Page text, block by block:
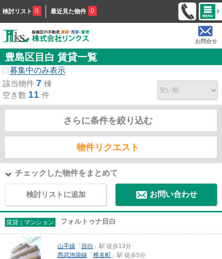
検討リスト 0 最近見た物件 0
お問合せ
豊島区目白 賃貸一覧
募集中のみ表示
該当物件 7 棟
空き数 11 件
さらに条件を絞り込む
物件リクエスト
チェックした物件をまとめて
検討リストに追加 お問い合わせ
賃貸｜マンション フォルトゥナ目白
山手線 「 目白 」駅 徒歩13分
西武池袋線 「 椎名町 」駅 徒歩5分